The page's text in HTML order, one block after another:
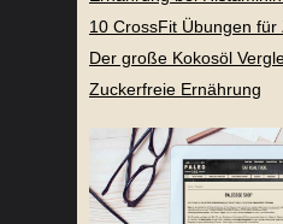
10 CrossFit Übungen für
Der große Kokosöl
Zuckerfreie Ernährung